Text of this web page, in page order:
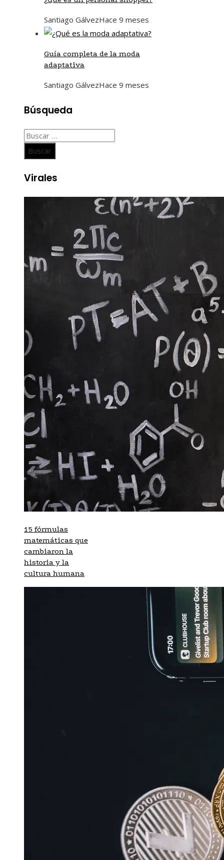
Santiago GálvezHace 9 meses
Guía completa de la moda
adaptativa
Santiago GálvezHace 9 meses
Búsqueda
Buscar:
Virales
15 fórmulas
matemáticas que
cambiaron la
historia y la
cultura humana